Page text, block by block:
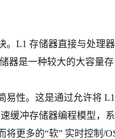
。L1 存储器直接与处理器
器是一种较大的大容量存
易性。这是通过允许将 L1
缓冲存储器编程模型，系
更多的“软” 实时控制/